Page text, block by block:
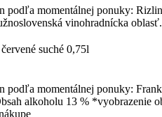
podľa momentálnej ponuky:
vinohradnícka
suché 0,75l
podľa momentálnej ponuky:
alkoholu 13 % *vyobrazenie